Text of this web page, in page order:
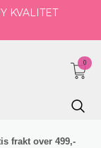
KVALITET
0
frakt over 499,-